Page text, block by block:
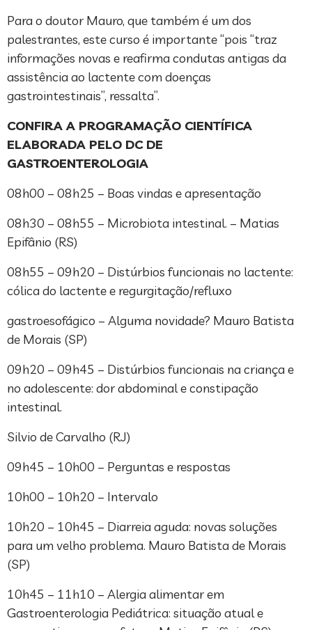
Para o doutor Mauro, que também é um dos
palestrantes, este curso é importante “pois “traz
informações novas e reafirma condutas antigas da
assistência ao lactente com doenças
gastrointestinais”, ressalta”.
CONFIRA A PROGRAMAÇÃO CIENTÍFICA
ELABORADA PELO DC DE
GASTROENTEROLOGIA
08h00 – 08h25 – Boas vindas e apresentação
08h30 – 08h55 – Microbiota intestinal. – Matias
Epifânio (RS)
08h55 – 09h20 – Distúrbios funcionais no lactente:
cólica do lactente e regurgitação/refluxo
gastroesofágico – Alguma novidade? Mauro Batista
de Morais (SP)
09h20 – 09h45 – Distúrbios funcionais na criança e
no adolescente: dor abdominal e constipação
intestinal.
Silvio de Carvalho (RJ)
09h45 – 10h00 – Perguntas e respostas
10h00 – 10h20 – Intervalo
10h20 – 10h45 – Diarreia aguda: novas soluções
para um velho problema. Mauro Batista de Morais
(SP)
10h45 – 11h10 – Alergia alimentar em
Gastroenterologia Pediátrica: situação atual e